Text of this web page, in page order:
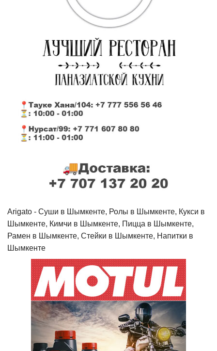
Arigato - Cуши в Шымкенте, Ролы в Шымкенте, Кукси в
Шымкенте, Кимчи в Шымкенте, Пицца в Шымкенте,
Рамен в Шымкенте, Стейки в Шымкенте, Напитки в
Шымкенте